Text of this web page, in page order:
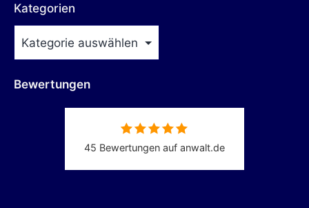
Kategorien
Bewertungen
45 Bewertungen auf anwalt.de